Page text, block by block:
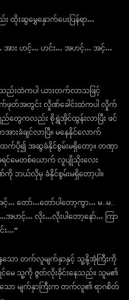
ထိုးဆွမွှေနှောက်ပေးပြန်ရာ…
အား ဟင့်… ဟင်း… အဟင့်… အင့်…
းထဲကပါ ယားတက်လာသဖြင့်
ဖုတ်အတွင်း လှိုဏ်ခေါင်းထဲကပါ လှိုက်
ေကလည်း စိုရွှဲအိုင်ထွန်းလာပြီး ဖင်
းခံချင်လာပြီ။ မနေနိုင်လောက်
က်ပို၍ အဆွခံနိုင်စွမ်းမရှိတော့။ တဏှာ
င်မေတစ်ယောက် လူပျိုသိုးလေး
ယ်လိုမှ ခံနိုင်စွမ်းမရှိတော့ပါ။
… တော်…တော်ပါတော့ကွာ… မ..မ..
အဟင့်… လိုး…လိုးပါတော့နော်… ကြာ
…”
သော တက်လူမျက်နှာနှင့် သူ့နို့အုံကြီးကို
မေ သူ့ကို ဇွတ်လိုးခိုင်းနေသည်။ သူမ၏
ော မျက်နှာကြီးက တက်လူ၏ ရာဂစိတ်